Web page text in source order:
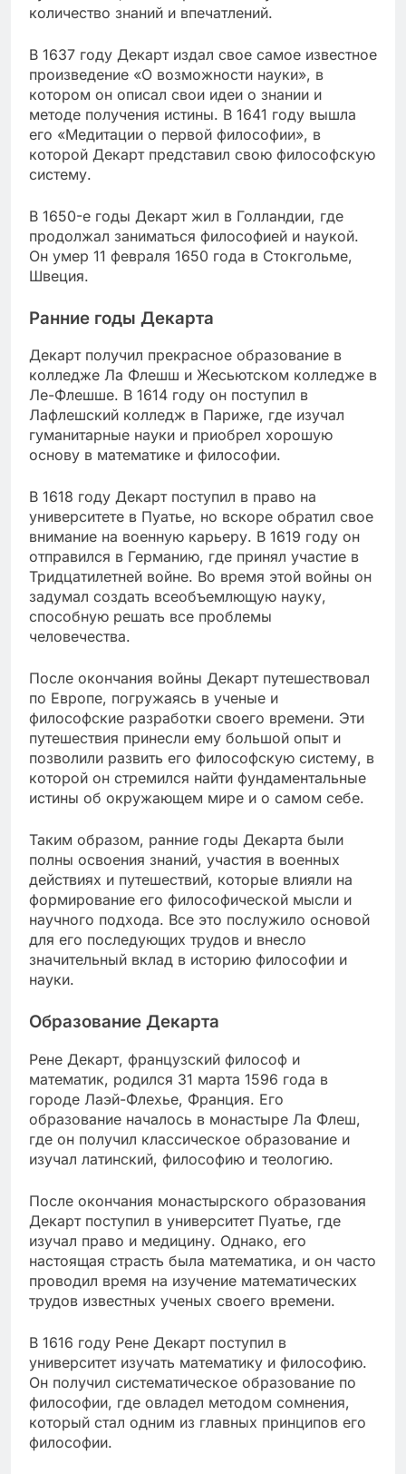
количество знаний и впечатлений.
В 1637 году Декарт издал свое самое известное
произведение «О возможности науки», в
котором он описал свои идеи о знании и
методе получения истины. В 1641 году вышла
его «Медитации о первой философии», в
которой Декарт представил свою философскую
систему.
В 1650-е годы Декарт жил в Голландии, где
продолжал заниматься философией и наукой.
Он умер 11 февраля 1650 года в Стокгольме,
Швеция.
Ранние годы Декарта
Декарт получил прекрасное образование в
колледже Ла Флешш и Жесьютском колледже в
Ле-Флешше. В 1614 году он поступил в
Лафлешский колледж в Париже, где изучал
гуманитарные науки и приобрел хорошую
основу в математике и философии.
В 1618 году Декарт поступил в право на
университете в Пуатье, но вскоре обратил свое
внимание на военную карьеру. В 1619 году он
отправился в Германию, где принял участие в
Тридцатилетней войне. Во время этой войны он
задумал создать всеобъемлющую науку,
способную решать все проблемы
человечества.
После окончания войны Декарт путешествовал
по Европе, погружаясь в ученые и
философские разработки своего времени. Эти
путешествия принесли ему большой опыт и
позволили развить его философскую систему, в
которой он стремился найти фундаментальные
истины об окружающем мире и о самом себе.
Таким образом, ранние годы Декарта были
полны освоения знаний, участия в военных
действиях и путешествий, которые влияли на
формирование его философической мысли и
научного подхода. Все это послужило основой
для его последующих трудов и внесло
значительный вклад в историю философии и
науки.
Образование Декарта
Рене Декарт, французский философ и
математик, родился 31 марта 1596 года в
городе Лаэй-Флехье, Франция. Его
образование началось в монастыре Ла Флеш,
где он получил классическое образование и
изучал латинский, философию и теологию.
После окончания монастырского образования
Декарт поступил в университет Пуатье, где
изучал право и медицину. Однако, его
настоящая страсть была математика, и он часто
проводил время на изучение математических
трудов известных ученых своего времени.
В 1616 году Рене Декарт поступил в
университет изучать математику и философию.
Он получил систематическое образование по
философии, где овладел методом сомнения,
который стал одним из главных принципов его
философии.